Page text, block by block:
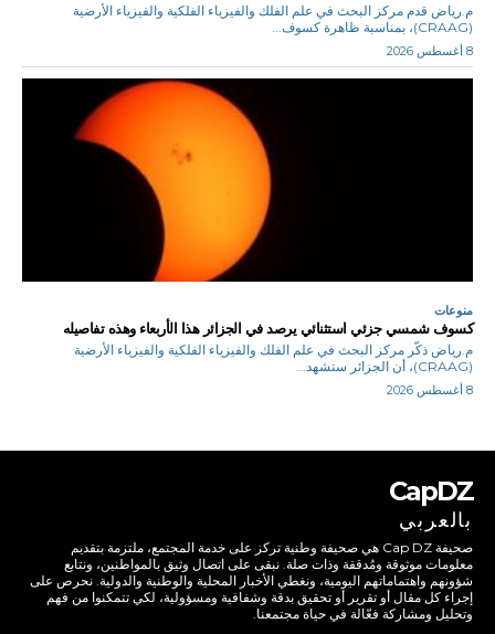
م.رياض قدم مركز البحث في علم الفلك والفيزياء الفلكية والفيزياء الأرضية
(CRAAG)، بمناسبة ظاهرة كسوف...
8 أغسطس 2026
منوعات
كسوف شمسي جزئي استثنائي يرصد في الجزائر هذا الأربعاء وهذه تفاصيله
م.رياض ذكّر مركز البحث في علم الفلك والفيزياء الفلكية والفيزياء الأرضية
(CRAAG)، أن الجزائر ستشهد...
8 أغسطس 2026
CapDZ
بالعربي
صحيفة Cap DZ هي صحيفة وطنية تركز على خدمة المجتمع، ملتزمة بتقديم
معلومات موثوقة ومُدققة وذات صلة. نبقى على اتصال وثيق بالمواطنين، ونتابع
شؤونهم واهتماماتهم اليومية، ونغطي الأخبار المحلية والوطنية والدولية. نحرص على
إجراء كل مقال أو تقرير أو تحقيق بدقة وشفافية ومسؤولية، لكي تتمكنوا من فهم
وتحليل ومشاركة فعّالة في حياة مجتمعنا.